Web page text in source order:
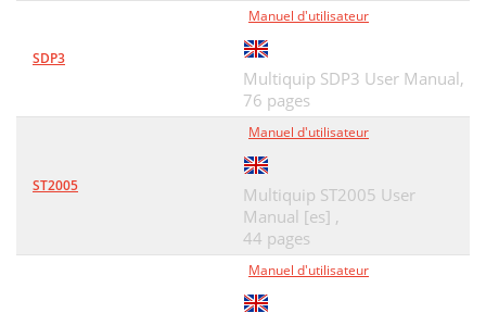
SDP3
Manuel d'utilisateur
Multiquip SDP3 User Manual,
76 pages
ST2005
Manuel d'utilisateur
Multiquip ST2005 User
Manual [es] ,
44 pages
Manuel d'utilisateur